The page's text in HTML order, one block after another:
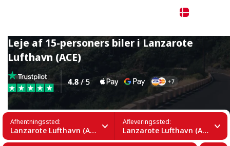
Leje af 15-personers biler i Lanzarote
Lufthavn (ACE)
Afhentningssted:
Lanzarote Lufthavn (ACE)
Afleveringssted:
Lanzarote Lufthavn (ACE)